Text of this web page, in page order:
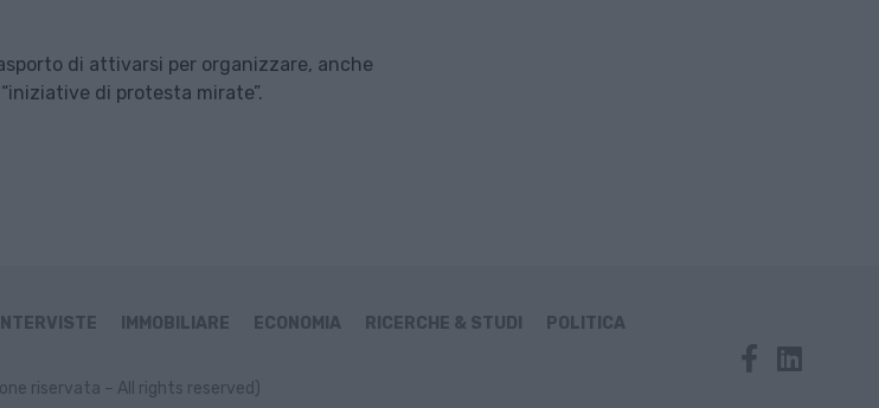
di attivarsi per organizzare, anche
di protesta mirate”.
INTERVISTE IMMOBILIARE ECONOMIA RICERCHE & STUDI
POLITICA
riservata – All rights reserved)